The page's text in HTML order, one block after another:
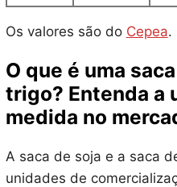
Os valores são do Cepea.
O que é uma
trigo? Entenda a
medida no
A saca de soja e a saca
unidades de